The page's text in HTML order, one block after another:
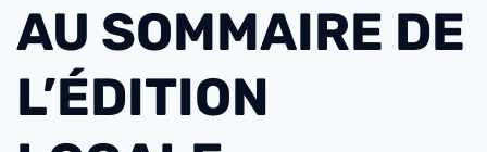
AU SOMMAIRE DE
L’ÉDITION